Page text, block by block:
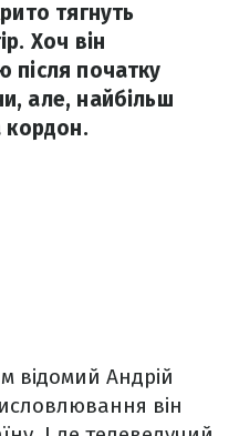
тягнуть
Хоч він
після початку
але, найбільш
кордон.
відомий Андрій
він